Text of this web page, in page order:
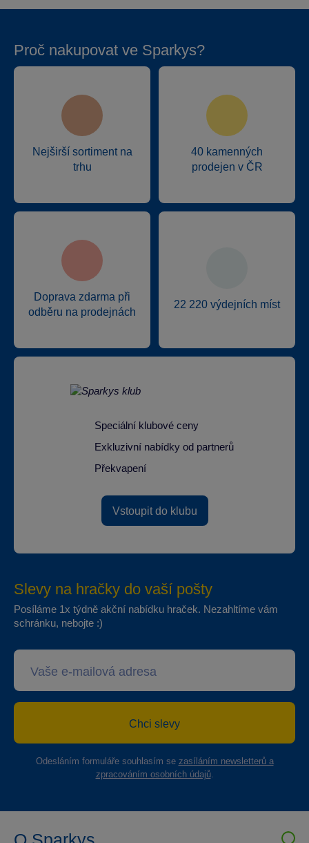
Proč nakupovat ve Sparkys?
Nejširší sortiment na
trhu
40 kamenných
prodejen v ČR
Doprava zdarma při
odběru na prodejnách
22 220 výdejních míst
Speciální klubové ceny
Exkluzivní nabídky od partnerů
Překvapení
Vstoupit do klubu
Slevy na hračky do vaší pošty
Posíláme 1x týdně akční nabídku hraček. Nezahltíme vám
schránku, nebojte :)
Chci slevy
Odesláním formuláře souhlasím se zasíláním newsletterů a
zpracováním osobních údajů.